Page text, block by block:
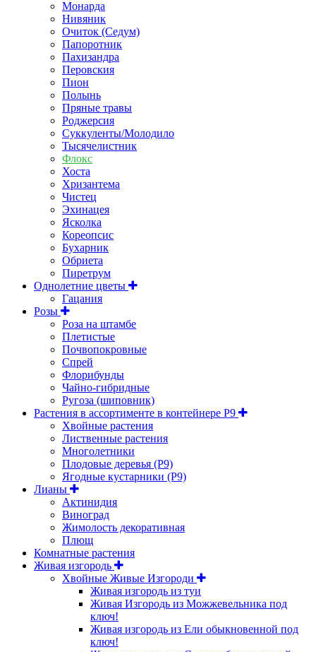
Монарда
Нивяник
Очиток (Седум)
Папоротник
Пахизандра
Перовския
Пион
Полынь
Пряные травы
Роджерсия
Суккуленты/Молодило
Тысячелистник
Флокс
Хоста
Хризантема
Чистец
Эхинацея
Ясколка
Кореопсис
Бухарник
Обриета
Пиретрум
Однолетние цветы
Гацания
Розы
Роза на штамбе
Плетистые
Почвопокровные
Спрей
Флорибунды
Чайно-гибридные
Ругоза (шиповник)
Растения в ассортименте в контейнере P9
Хвойные растения
Лиственные растения
Многолетники
Плодовые деревья (Р9)
Ягодные кустарники (Р9)
Лианы
Актинидия
Виноград
Жимолость декоративная
Плющ
Комнатные растения
Живая изгородь
Хвойные Живые Изгороди
Живая изгородь из туи
Живая Изгородь из Можжевельника под
ключ!
Живая изгородь из Ели обыкновенной под
ключ!